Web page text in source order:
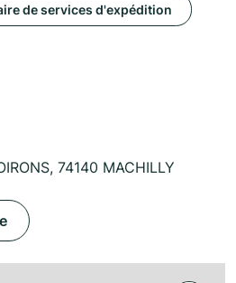
de services d'expédition
74140 MACHILLY